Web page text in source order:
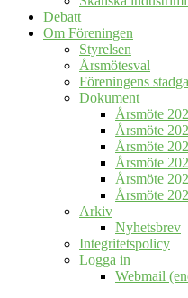
Debatt
Om Föreningen
Styrelsen
Årsmötesval
Föreningens
Dokument
Årsmöte
Årsmöte
Årsmöte
Årsmöte
Årsmöte
Årsmöte
Arkiv
Nyhetsbrev
Integritetspolicy
Logga in
Webmail